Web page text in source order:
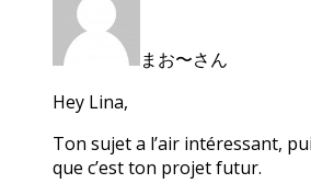
まお〜さん
Hey Lina,
Ton sujet a l’air intéressant,
que c’est ton projet futur.